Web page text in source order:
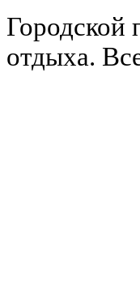
Городской
отдыха.